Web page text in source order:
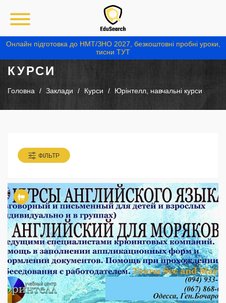
Онлайн підготовка до НМТ/ЗНО 2027, безкоштовні пробні уроки,
тисни ТУТ
КУРСИ
Головна Заклади Курси Юрінтелл, навчальні курси
ФІЛЬТР